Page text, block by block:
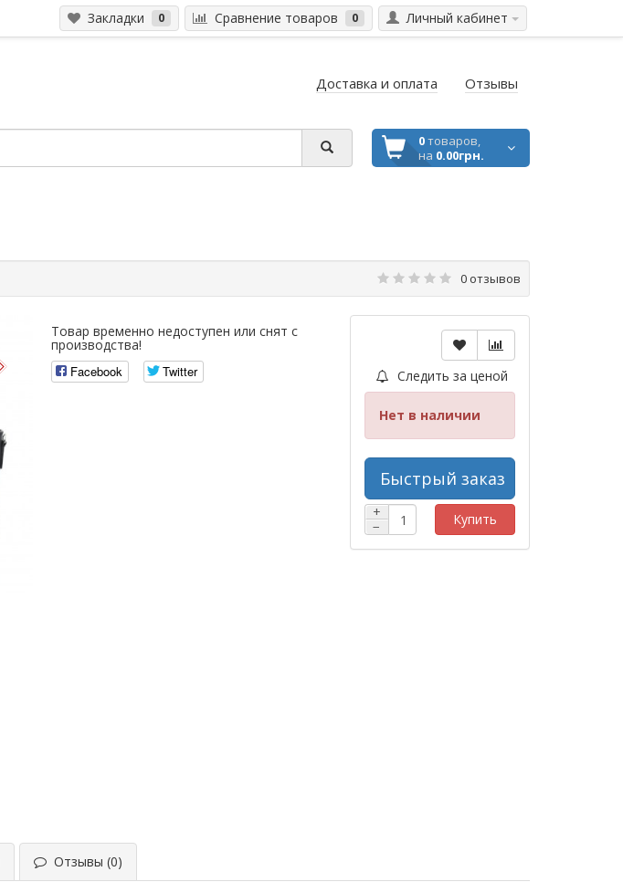
Закладки 0 Сравнение товаров 0 Личный кабинет
Доставка и оплата Отзывы
0товаров,
на 0.00грн.
0 отзывов
Товар временно недоступен или снят с
производства!
Facebook
Twitter Следить за ценой
Нет в наличии
Быстрый заказ
+
−
Купить
Отзывы (0)